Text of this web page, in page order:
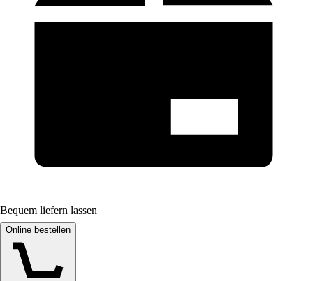
Bequem liefern lassen
Online bestellen